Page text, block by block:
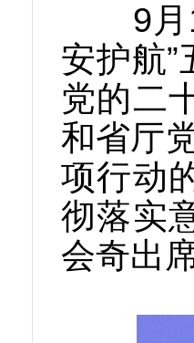
9月10
安护航
党的二
和省厅
项行动
彻落实
会奇出